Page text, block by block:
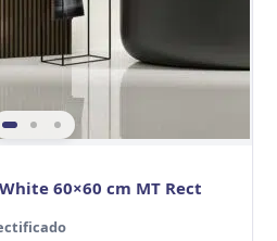
60×60 cm MT Rect